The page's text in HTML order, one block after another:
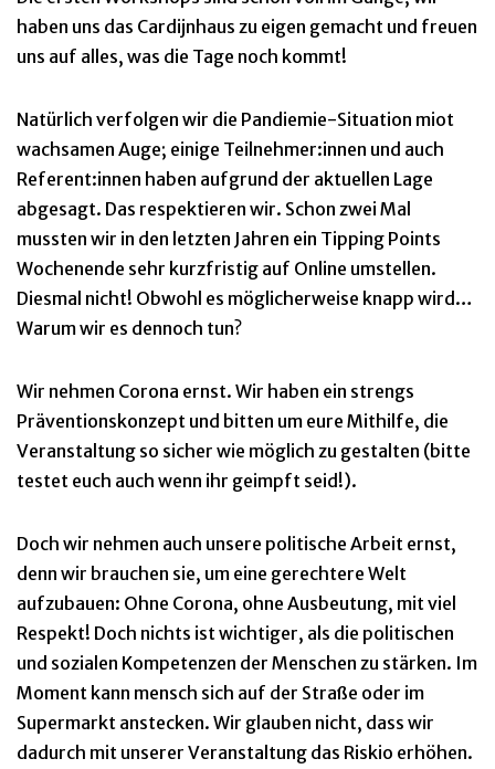
haben uns das Cardijnhaus zu eigen gemacht und freuen
uns auf alles, was die Tage noch kommt!
Natürlich verfolgen wir die Pandiemie-Situation miot
wachsamen Auge; einige Teilnehmer:innen und auch
Referent:innen haben aufgrund der aktuellen Lage
abgesagt. Das respektieren wir. Schon zwei Mal
mussten wir in den letzten Jahren ein Tipping Points
Wochenende sehr kurzfristig auf Online umstellen.
Diesmal nicht! Obwohl es möglicherweise knapp wird…
Warum wir es dennoch tun?
Wir nehmen Corona ernst. Wir haben ein strengs
Präventionskonzept und bitten um eure Mithilfe, die
Veranstaltung so sicher wie möglich zu gestalten (bitte
testet euch auch wenn ihr geimpft seid!).
Doch wir nehmen auch unsere politische Arbeit ernst,
denn wir brauchen sie, um eine gerechtere Welt
aufzubauen: Ohne Corona, ohne Ausbeutung, mit viel
Respekt! Doch nichts ist wichtiger, als die politischen
und sozialen Kompetenzen der Menschen zu stärken. Im
Moment kann mensch sich auf der Straße oder im
Supermarkt anstecken. Wir glauben nicht, dass wir
dadurch mit unserer Veranstaltung das Riskio erhöhen.